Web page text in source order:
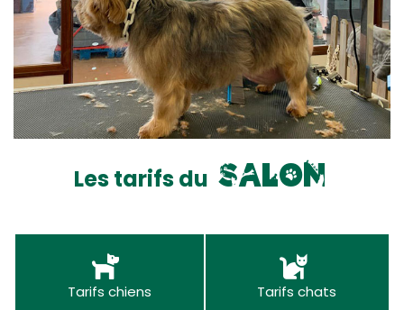
Les tarifs du salon
Tarifs chiens Tarifs chats